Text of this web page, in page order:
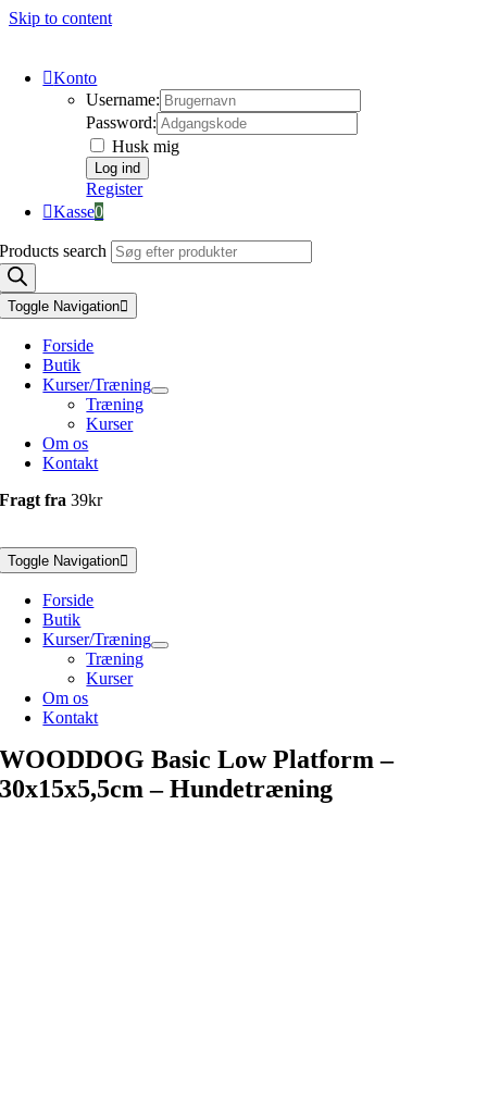
Skip to content
Konto
Username:
Password:
Husk mig
Register
Kasse0
Products search
Toggle Navigation
Forside
Butik
Kurser/Træning
Træning
Kurser
Om os
Kontakt
Fragt fra39kr
Toggle Navigation
Forside
Butik
Kurser/Træning
Træning
Kurser
Om os
Kontakt
WOODDOG Basic Low Platform –
30x15x5,5cm – Hundetræning